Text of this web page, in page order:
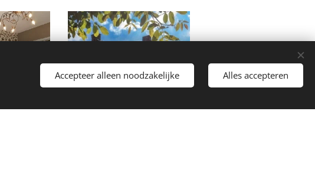
Accepteer alleen noodzakelijke Alles accepteren